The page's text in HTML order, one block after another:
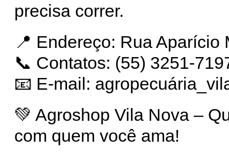
precisa correr.
📍 Endereço: Rua
📞 Contatos: (55) 3251-
📧 E-mail:
💚 Agroshop Vila Nova –
com quem você ama!